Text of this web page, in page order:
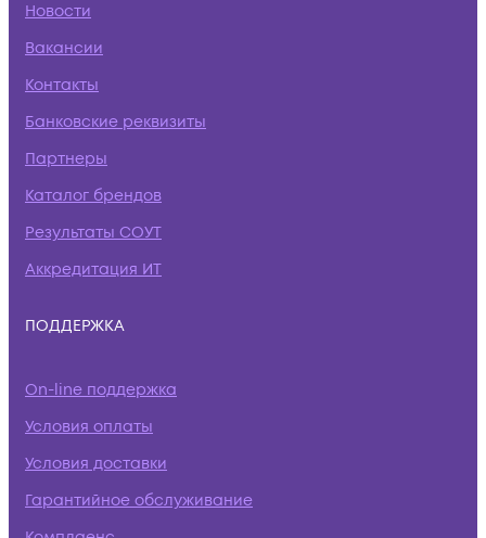
Новости
Вакансии
Контакты
Банковские реквизиты
Партнеры
Каталог брендов
Результаты СОУТ
Аккредитация ИТ
ПОДДЕРЖКА
On-line поддержка
Условия оплаты
Условия доставки
Гарантийное обслуживание